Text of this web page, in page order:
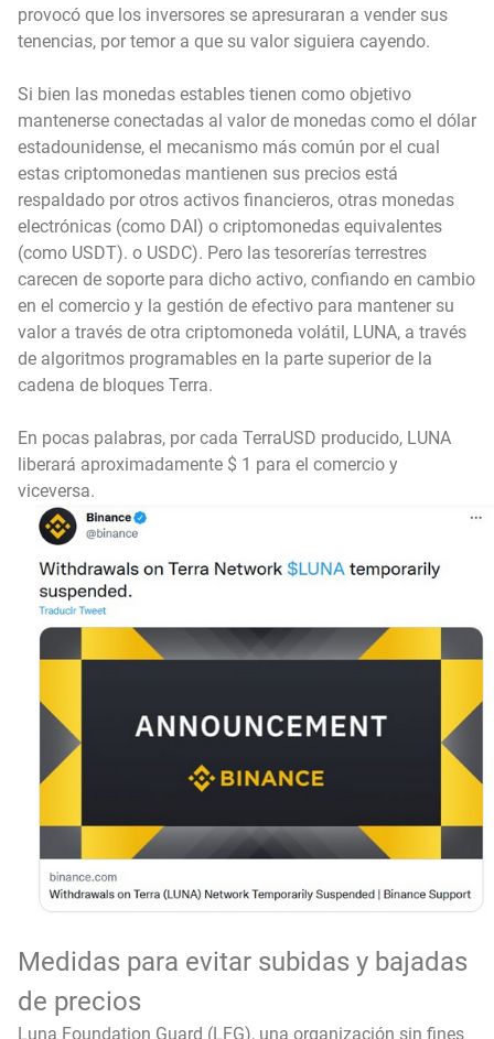
provocó que los inversores se apresuraran a vender sus
tenencias, por temor a que su valor siguiera cayendo.
Si bien las monedas estables tienen como objetivo
mantenerse conectadas al valor de monedas como el dólar
estadounidense, el mecanismo más común por el cual
estas criptomonedas mantienen sus precios está
respaldado por otros activos financieros, otras monedas
electrónicas (como DAI) o criptomonedas equivalentes
(como USDT). o USDC). Pero las tesorerías terrestres
carecen de soporte para dicho activo, confiando en cambio
en el comercio y la gestión de efectivo para mantener su
valor a través de otra criptomoneda volátil, LUNA, a través
de algoritmos programables en la parte superior de la
cadena de bloques Terra.
En pocas palabras, por cada TerraUSD producido, LUNA
liberará aproximadamente $ 1 para el comercio y
viceversa.
Medidas para evitar subidas y bajadas
de precios
Luna Foundation Guard (LFG), una organización sin fines